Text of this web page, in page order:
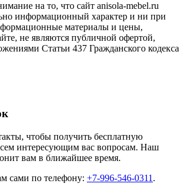
на то, что сайт anisola-mebel.ru
информационный характер и ни при
материалы и цены,
не являются публичной офертой,
Статьи 437 Гражданского кодекса
чтобы получить бесплатную
интересующим вас вопросам. Наш
вам в ближайшее время.
сами по телефону: +7-996-546-0311 .